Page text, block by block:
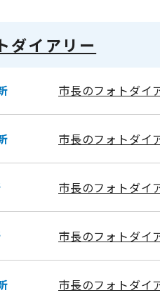
ダイアリー
市長のフォトダ
市長のフォトダ
市長のフォトダ
市長のフォトダ
市長のフォトダ